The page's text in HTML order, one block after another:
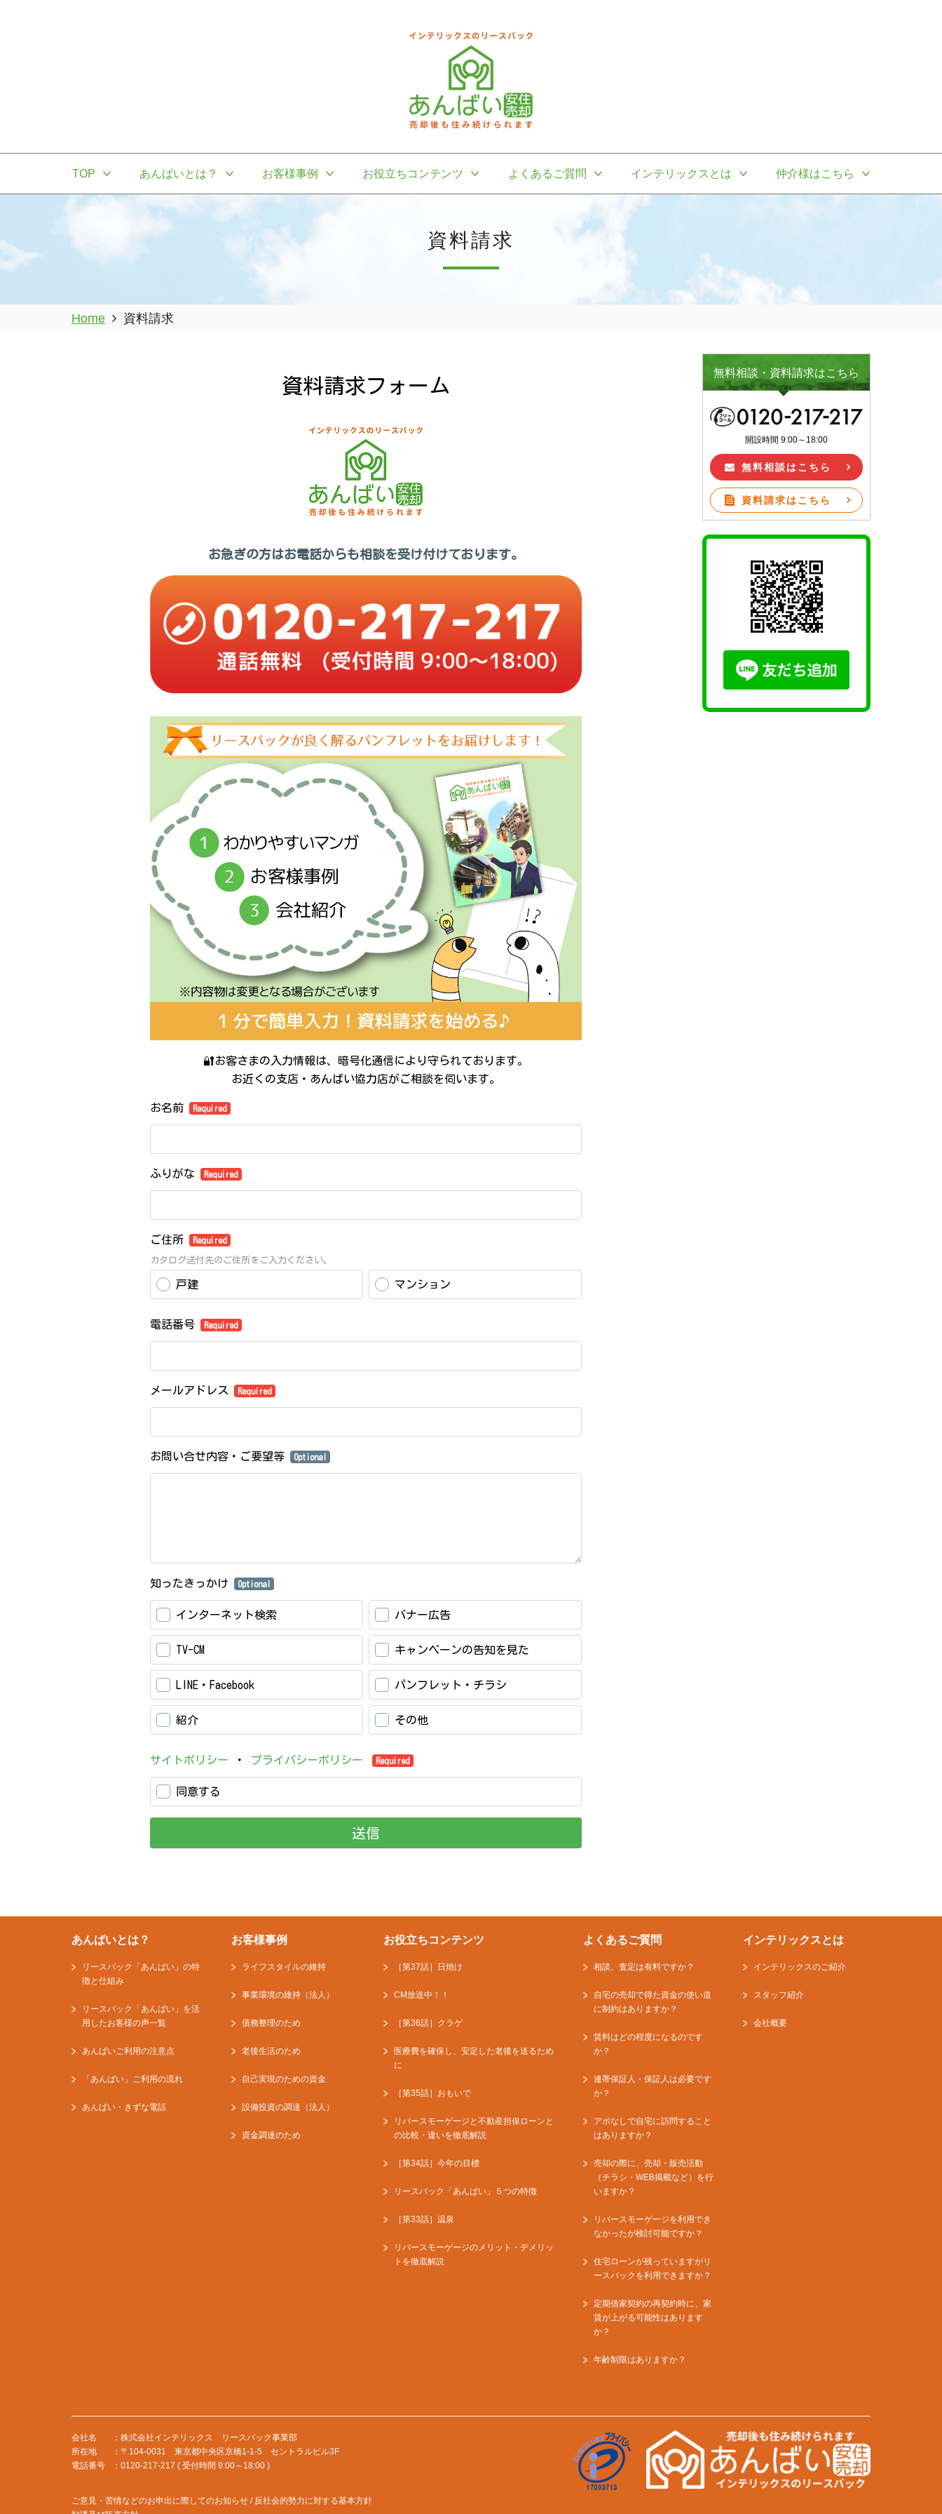
TOP あんばいとは？ お客様事例 お役立ちコンテンツ よくあるご質問 インテリックスとは 仲介様はこちら
資料請求
Home 資料請求
無料相談・資料請求はこちら
開設時間 9:00～18:00
無料相談はこちら
資料請求はこちら
あんばいとは？
リースバック「あんばい」の特
徴と仕組み
リースバック「あんばい」を活
用したお客様の声一覧
あんばいご利用の注意点
「あんばい」ご利用の流れ
あんばい・きずな電話
お客様事例
ライフスタイルの維持
事業環境の維持（法人）
債務整理のため
老後生活のため
自己実現のための資金
設備投資の調達（法人）
資金調達のため
お役立ちコンテンツ
［第37話］日焼け
CM放送中！！
［第36話］クラゲ
医療費を確保し、安定した老後を送るため
に
［第35話］おもいで
リバースモーゲージと不動産担保ローンと
の比較・違いを徹底解説
［第34話］今年の目標
リースバック「あんばい」５つの特徴
［第33話］温泉
リバースモーゲージのメリット・デメリッ
トを徹底解説
よくあるご質問
相談、査定は有料ですか？
自宅の売却で得た資金の使い道
に制約はありますか？
賃料はどの程度になるのです
か？
連帯保証人・保証人は必要です
か？
アポなしで自宅に訪問すること
はありますか？
売却の際に、売却・販売活動
（チラシ・WEB掲載など）を行
いますか？
リバースモーゲージを利用でき
なかったが検討可能ですか？
住宅ローンが残っていますがリ
ースバックを利用できますか？
定期借家契約の再契約時に、家
賃が上がる可能性はあります
か？
年齢制限はありますか？
インテリックスとは
インテリックスのご紹介
スタッフ紹介
会社概要
会社名
株式会社インテリックス リースバック事業部
所在地
〒104-0031 東京都中央区京橋1-1-5 セントラルビル3F
電話番号
0120-217-217 ( 受付時間 9:00～18:00 )
ご意見・苦情などのお申出に際してのお知らせ / 反社会的勢力に対する基本方針